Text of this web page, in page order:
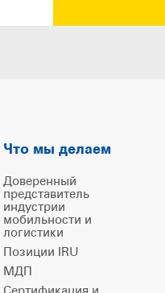
Что мы делаем
Доверенный
представитель
индустрии
мобильности и
логистики
Позиции IRU
МДП
Сертификация и